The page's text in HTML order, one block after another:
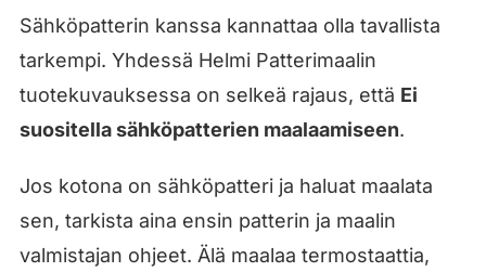
Sähköpatterin kanssa kannattaa olla tavallista
tarkempi. Yhdessä Helmi Patterimaalin
tuotekuvauksessa on selkeä rajaus, että Ei
suositella sähköpatterien maalaamiseen.
Jos kotona on sähköpatteri ja haluat maalata
sen, tarkista aina ensin patterin ja maalin
valmistajan ohjeet. Älä maalaa termostaattia,